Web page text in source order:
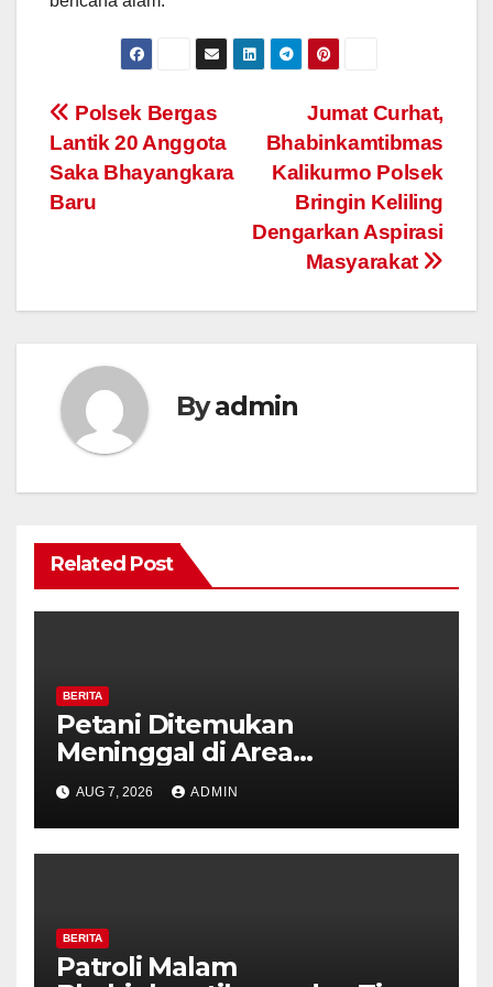
Post
navigation
Jumat Curhat,
Bhabinkamtibmas
Kalikurmo Polsek
Bringin Keliling
Dengarkan Aspirasi
Masyarakat
Polsek Bergas
Lantik 20 Anggota
Saka Bhayangkara
Baru
Byadmin
Related Post
BERITA
Petani Ditemukan
Meninggal di Area
Persawahan Kalibeji, Polisi
Pastikan Tidak Ada Tanda
Kekerasan
AUG 7, 2026 ADMIN
BERITA
Patroli Malam